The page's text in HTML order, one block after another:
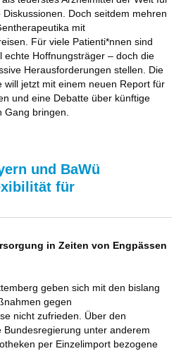
Doch seitdem mehren
mit
Für viele Patienti*nnen sind
echte Hoffnungsträger – doch die
Herausforderungen stellen. Die
will jetzt mit einem neuen Report für
und eine Debatte über künftige
bringen.
und BaWü
für
in Zeiten von Engpässen
geben sich mit den bislang
gegen
nicht zufrieden. Über den
Bundesregierung unter anderem
per Einzelimport bezogene